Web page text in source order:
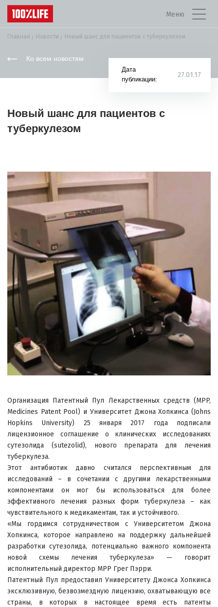
Меню
Главная Новости Новый шанс для пациентов с туберкулезом
Ко всем новостям
Дата
публикации:
27.01.17
Новый шанс для пациентов с
туберкулезом
Организация Патентный Пул Лекарственных средств (MPP,
Medicines Patent Pool) и Университет Джона Хопкинса (Johns
Hopkins University) 25 января 2017 года подписали
лицензионное соглашение о клинических исследованиях
сутезолида (sutezolid), нового препарата для лечения
туберкулеза.
Этот антибиотик давно считался перспективным для
исследований – в сочетании с другими лекарственными
компонентами он мог бы использоваться для более
эффективного лечения разных форм туберкулеза – как
чувствительного к медикаментам, так и устойчивого.
«Мы гордимся сотрудничеством с Университетом Джона
Хопкинса, которое направлено на поддержку дальнейшей
разработки сутезолида, потенциально важного компонента
новой схемы лечения туберкулеза» — говорит
исполнительный директор MPP Грег Пэрри.
Патентный Пул предоставил Университету Джонса Хопкинса
эксклюзивную, безвозмездную лицензию, охватывающую все
страны, в которых в настоящее время есть патенты